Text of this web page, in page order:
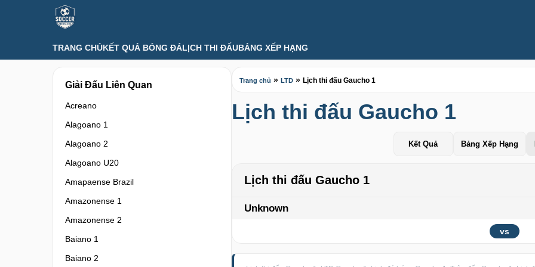
TRANG CHỦKẾT QUẢ BÓNG ĐÁLỊCH THI ĐẤUBẢNG XẾP HẠNG
Giải Đấu Liên Quan
Acreano
Alagoano 1
Alagoano 2
Alagoano U20
Amapaense Brazil
Amazonense 1
Amazonense 2
Baiano 1
Baiano 2
Trang chủ » LTD » Lịch thi đấu Gaucho 1
Lịch thi đấu Gaucho 1
Kết Quả Bảng Xếp Hạng
Lịch thi đấu Gaucho 1
Unknown
vs